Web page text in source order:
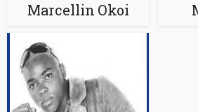
Marcellin Okoi